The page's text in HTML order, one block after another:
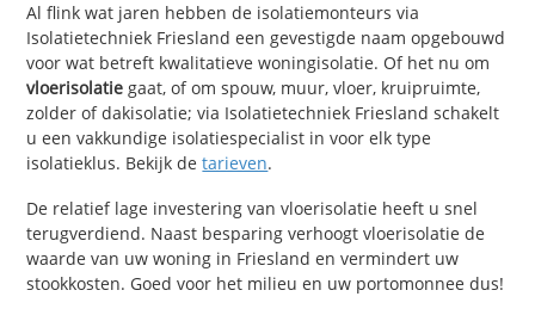
Al flink wat jaren hebben de isolatiemonteurs via
Isolatietechniek Friesland een gevestigde naam opgebouwd
voor wat betreft kwalitatieve woningisolatie. Of het nu om
vloerisolatie gaat, of om spouw, muur, vloer, kruipruimte,
zolder of dakisolatie; via Isolatietechniek Friesland schakelt
u een vakkundige isolatiespecialist in voor elk type
isolatieklus. Bekijk detarieven.
De relatief lage investering van vloerisolatie heeft u snel
terugverdiend. Naast besparing verhoogt vloerisolatie de
waarde van uw woning in Friesland en vermindert uw
stookkosten. Goed voor het milieu en uw portomonnee dus!